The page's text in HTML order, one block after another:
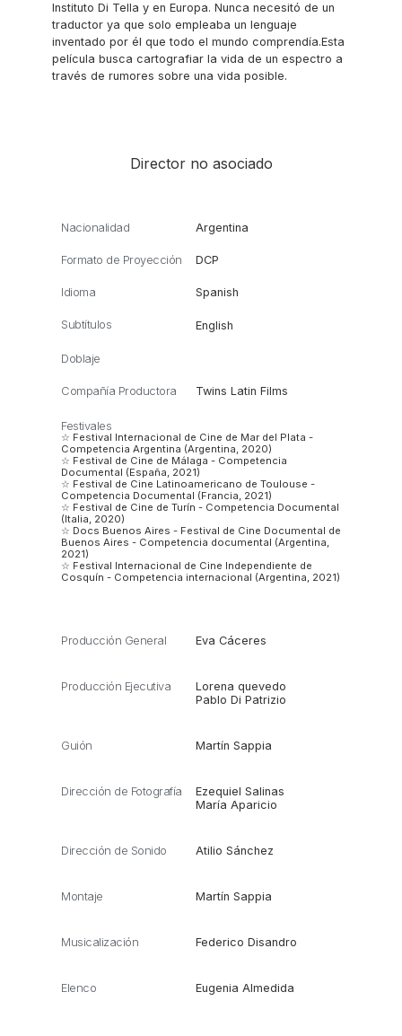
Instituto Di Tella y en Europa. Nunca necesitó de un
traductor ya que solo empleaba un lenguaje
inventado por él que todo el mundo comprendía.Esta
película busca cartografiar la vida de un espectro a
través de rumores sobre una vida posible.
Director no asociado
Nacionalidad Argentina
Formato de Proyección DCP
Idioma Spanish
Subtítulos English
Doblaje
Compañía Productora Twins Latin Films
Festivales
☆ Festival Internacional de Cine de Mar del Plata -
Competencia Argentina (Argentina, 2020)
☆ Festival de Cine de Málaga - Competencia
Documental (España, 2021)
☆ Festival de Cine Latinoamericano de Toulouse -
Competencia Documental (Francia, 2021)
☆ Festival de Cine de Turín - Competencia Documental
(Italia, 2020)
☆ Docs Buenos Aires - Festival de Cine Documental de
Buenos Aires - Competencia documental (Argentina,
2021)
☆ Festival Internacional de Cine Independiente de
Cosquín - Competencia internacional (Argentina, 2021)
Producción General Eva Cáceres
Producción Ejecutiva
Lorena quevedo
Pablo Di Patrizio
Guión Martín Sappia
Dirección de Fotografía
Ezequiel Salinas
María Aparicio
Dirección de Sonido Atilio Sánchez
Montaje Martín Sappia
Musicalización Federico Disandro
Elenco Eugenia Almedida